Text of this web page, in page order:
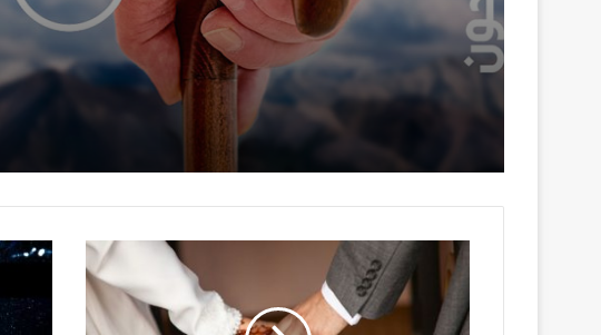
اوصاف و زیبائی های الله سبحانه و
تعالی